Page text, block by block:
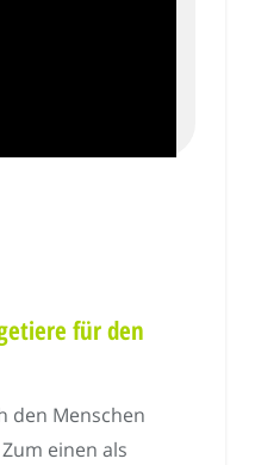
für den
den Menschen
einen als